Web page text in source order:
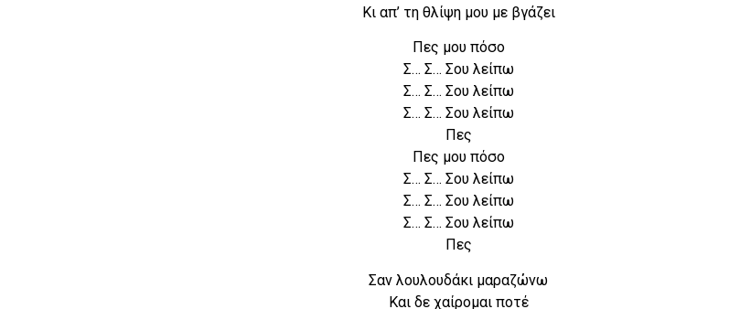
Κι απ’ τη θλίψη μου με βγάζει
Πες μου πόσο
Σ… Σ… Σου λείπω
Σ… Σ… Σου λείπω
Σ… Σ… Σου λείπω
Πες
Πες μου πόσο
Σ… Σ… Σου λείπω
Σ… Σ… Σου λείπω
Σ… Σ… Σου λείπω
Πες
Σαν λουλουδάκι μαραζώνω
Και δε χαίρομαι ποτέ